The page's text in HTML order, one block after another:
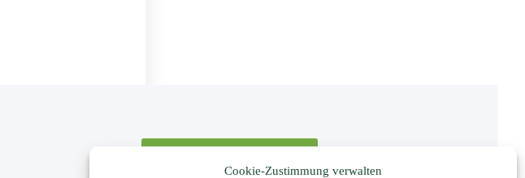
Cookie-Zustimmung verwalten